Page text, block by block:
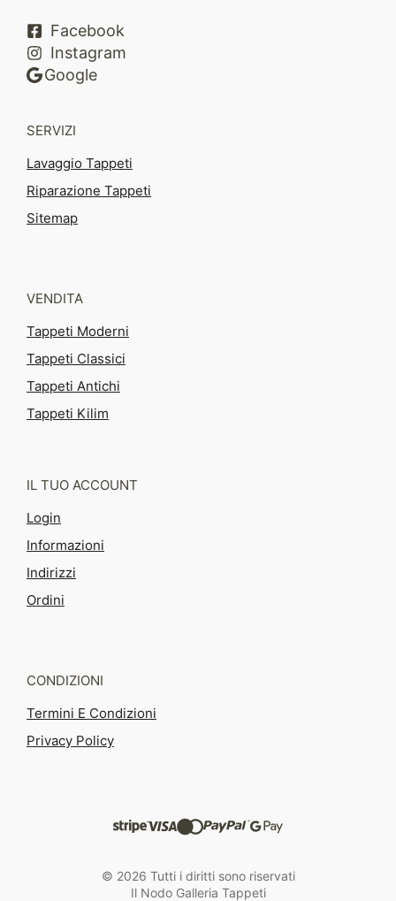
Facebook
Instagram
Google
SERVIZI
Lavaggio Tappeti
Riparazione Tappeti
Sitemap
VENDITA
Tappeti Moderni
Tappeti Classici
Tappeti Antichi
Tappeti Kilim
IL TUO ACCOUNT
Login
Informazioni
Indirizzi
Ordini
CONDIZIONI
Termini E Condizioni
Privacy Policy
© 2026 Tutti i diritti sono riservati
Il Nodo Galleria Tappeti